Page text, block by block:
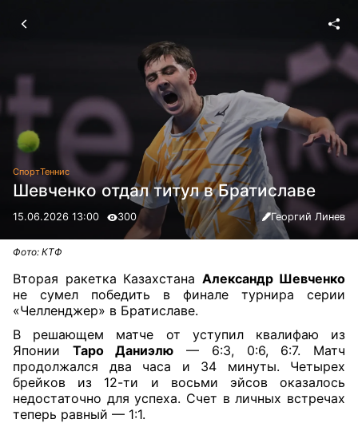
СпортТеннис
Шевченко отдал титул в Братиславе
15.06.2026 13:00 300 Георгий Линев
Фото: КТФ
Вторая ракетка Казахстана Александр Шевченко
не сумел победить в финале турнира серии
«Челленджер» в Братиславе.
В решающем матче от уступил квалифаю из
Японии Таро Даниэлю — 6:3, 0:6, 6:7. Матч
продолжался два часа и 34 минуты. Четырех
брейков из 12-ти и восьми эйсов оказалось
недостаточно для успеха. Счет в личных встречах
теперь равный — 1:1.